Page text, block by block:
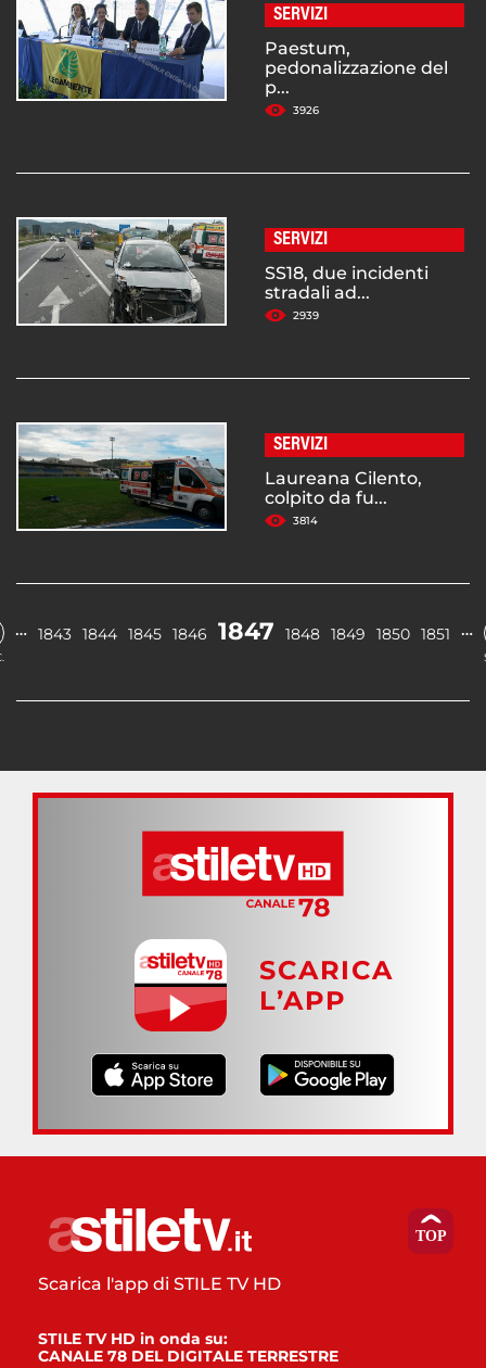
SERVIZI
Paestum,
pedonalizzazione del
p...
3926
SERVIZI
SS18, due incidenti
stradali ad...
2939
SERVIZI
Laureana Cilento,
colpito da fu...
3814
… 1843 1844 1845 1846 1847 1848 1849 1850 1851 …
SCARICA
L’APP
Scarica l'app di STILE TV HD
STILE TV HD in onda su:
CANALE 78 DEL DIGITALE TERRESTRE